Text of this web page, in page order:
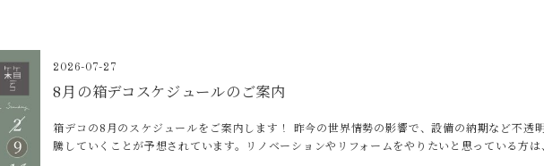
2026-07-27
8月の箱デコスケジュールのご案内
箱デコの8月のスケジュールをご案内します！ 昨今の世界情勢の影響で、設備の納期など不透
騰していくことが予想されています。リノベーションやリフォームをやりたいと思っている方は